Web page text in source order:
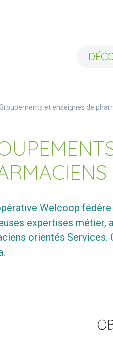
Groupements et enseignes de
Welcoop
expertises métier,
orientés Services.